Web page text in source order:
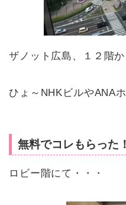
ザノット広島、１２階か
ひょ～NHKビルやANA
無料でコレもらった！
ロビー階にて・・・